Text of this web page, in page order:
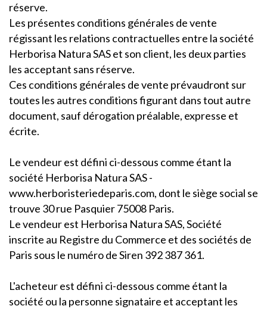
réserve.
Les présentes conditions générales de vente
régissant les relations contractuelles entre la société
Herborisa Natura SAS et son client, les deux parties
les acceptant sans réserve.
Ces conditions générales de vente prévaudront sur
toutes les autres conditions figurant dans tout autre
document, sauf dérogation préalable, expresse et
écrite.
Le vendeur est défini ci-dessous comme étant la
société Herborisa Natura SAS -
www.herboristeriedeparis.com, dont le siège social se
trouve 30 rue Pasquier 75008 Paris.
Le vendeur est Herborisa Natura SAS, Société
inscrite au Registre du Commerce et des sociétés de
Paris sous le numéro de Siren 392 387 361.
L'acheteur est défini ci-dessous comme étant la
société ou la personne signataire et acceptant les